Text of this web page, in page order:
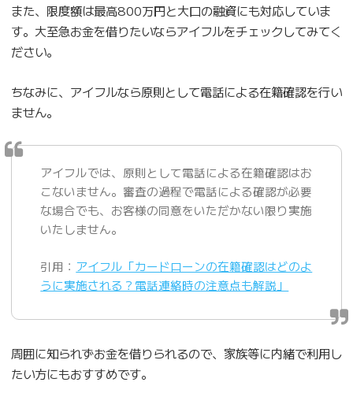
また、限度額は最高800万円と大口の融資にも対応していま
す。大至急お金を借りたいならアイフルをチェックしてみてく
ださい。
ちなみに、アイフルなら原則として電話による在籍確認を行い
ません。
アイフルでは、原則として電話による在籍確認はお
こないません。審査の過程で電話による確認が必要
な場合でも、お客様の同意をいただかない限り実施
いたしません。
引用： アイフル「カードローンの在籍確認はどのよ
うに実施される？電話連絡時の注意点も解説」
周囲に知られずお金を借りられるので、家族等に内緒で利用し
たい方にもおすすめです。